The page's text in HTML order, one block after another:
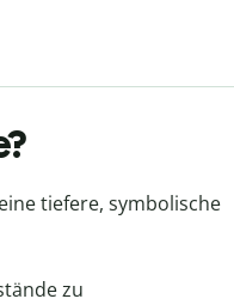
tiefere, symbolische
zu